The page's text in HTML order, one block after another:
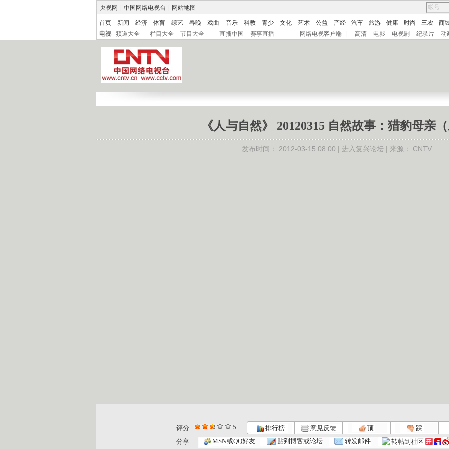
央视网 中国网络电视台 网站地图
首页 新闻 经济 体育 综艺 春晚 戏曲 音乐 科教 青少 文化 艺术 公益 产经 汽车 旅游 健康 时尚 三农
商
电视
频道大全 栏目大全 节目大全 直播中国 赛事直播 网络电视客户端 高清 电影 电视剧 纪录片 动
《人与自然》 20120315 自然故事：猎豹母亲
发布时间： 2012-03-15 08:00 | 进入复兴论坛 | 来源： CNTV
评分 5 排行榜 意见反馈 顶
踩
分享
MSN或QQ好友 贴到博客或论坛 转发邮件 转帖到社区